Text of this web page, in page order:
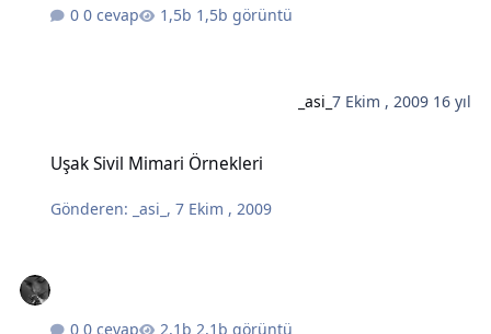
0 cevap 1,5b görüntü
_asi_ 7 Ekim , 2009 16 yıl
Uşak Sivil Mimari Örnekleri
Gönderen: _asi_ ,7 Ekim , 2009
0 cevap 2,1b görüntü